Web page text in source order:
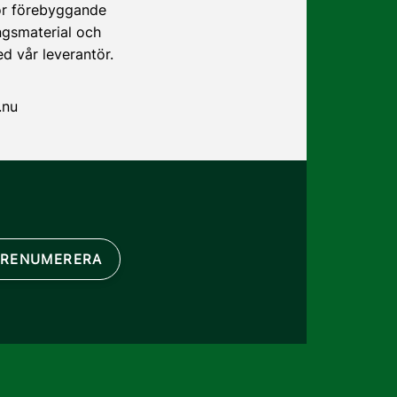
förebyggande
och
vår leverantör.